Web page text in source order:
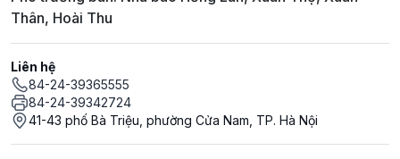
Thân, Hoài Thu
Liên hệ
84-24-39365555
84-24-39342724
41-43 phố Bà Triệu, phường Cửa Nam, TP. Hà Nội